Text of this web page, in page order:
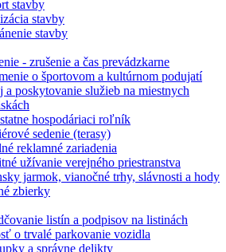
stavby
stavby
stavby
- zrušenie a čas prevádzkarne
o športovom a kultúrnom podujatí
a poskytovanie služieb na miestnych
hospodáriaci roľník
sedenie (terasy)
reklamné zariadenia
užívanie verejného priestranstva
jarmok, vianočné trhy, slávnosti a hody
zbierky
listín a podpisov na listinách
o trvalé parkovanie vozidla
a správne delikty